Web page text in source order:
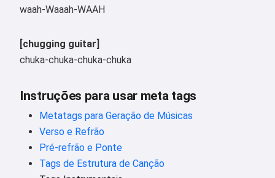
waah-Waaah-WAAH
[chugging guitar]
chuka-chuka-chuka-chuka
Instruções para usar meta tags
Metatags para Geração de Músicas
Verso e Refrão
Pré-refrão e Ponte
Tags de Estrutura de Canção